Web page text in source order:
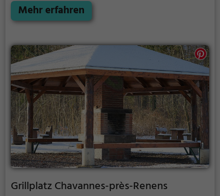
mit Holzkohle.
Mehr erfahren
Grillplatz Chavannes-près-Renens